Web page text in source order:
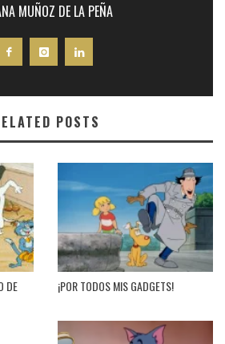
MUÑOZ DE LA PEÑA
POSTS
DE ¡POR TODOS MIS GADGETS!